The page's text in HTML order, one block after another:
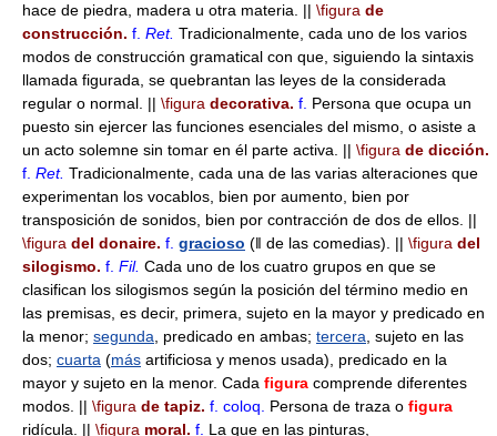
hace de piedra, madera u otra materia. || \figura de
construcción. f. Ret. Tradicionalmente, cada uno de los varios
modos de construcción gramatical con que, siguiendo la sintaxis
llamada figurada, se quebrantan las leyes de la considerada
regular o normal. || \figura decorativa. f. Persona que ocupa un
puesto sin ejercer las funciones esenciales del mismo, o asiste a
un acto solemne sin tomar en él parte activa. || \figura de dicción.
f. Ret. Tradicionalmente, cada una de las varias alteraciones que
experimentan los vocablos, bien por aumento, bien por
transposición de sonidos, bien por contracción de dos de ellos. ||
\figura del donaire. f. gracioso (ǁ de las comedias). || \figura del
silogismo. f. Fil. Cada uno de los cuatro grupos en que se
clasifican los silogismos según la posición del término medio en
las premisas, es decir, primera, sujeto en la mayor y predicado en
la menor; segunda , predicado en ambas; tercera , sujeto en las
dos; cuarta (más artificiosa y menos usada), predicado en la
mayor y sujeto en la menor. Cada figura comprende diferentes
modos. || \figura de tapiz. f. coloq. Persona de traza o figura
ridícula. || \figura moral. f. La que en las pinturas,